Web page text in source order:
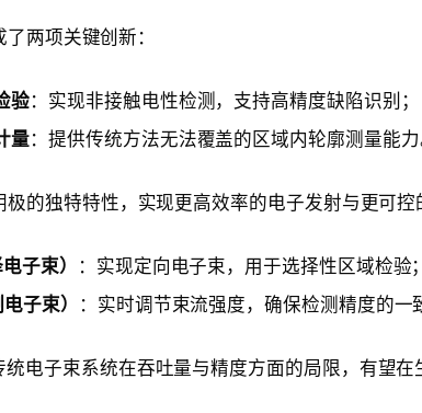
两项关键创新：
验：实现非接触电性检测，支持高精度缺陷识别；
量：提供传统方法无法覆盖的区域内轮廓测量能力
的独特特性，实现更高效率的电子发射与更可控
子束）
：实现定向电子束，用于选择性区域检验；
子束）
：实时调节束流强度，确保检测精度的一
电子束系统在吞吐量与精度方面的局限，有望